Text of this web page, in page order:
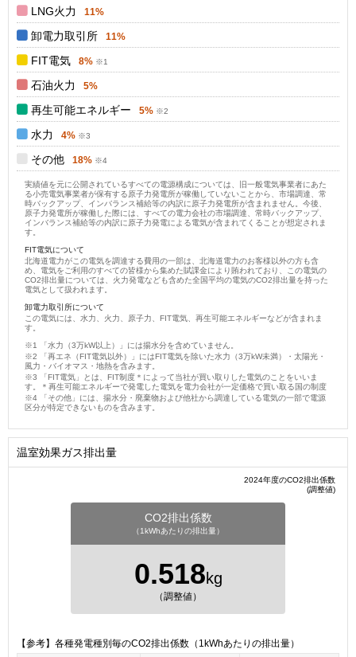
LNG火力 11%
卸電力取引所 11%
FIT電気 8%
石油火力 5%
再生可能エネルギー 5%
水力 4%
その他 18%
実績値を元に公開されているすべての電源構成については、旧一般電気事業者にあた
る小売電気事業者が保有する原子力発電所が稼働していないことから、市場調達、常
時バックアップ、インバランス補給等の内訳に原子力発電所が含まれません。今後、
原子力発電所が稼働した際には、すべての電力会社の市場調達、常時バックアップ、
インバランス補給等の内訳に原子力発電による電気が含まれてくることが想定されま
す。
FIT電気について
北海道電力がこの電気を調達する費用の一部は、北海道電力のお客様以外の方も含
め、電気をご利用のすべての皆様から集めた賦課金により賄われており、この電気の
CO2排出量については、火力発電なども含めた全国平均の電気のCO2排出量を持った
電気として扱われます。
卸電力取引所について
この電気には、水力、火力、原子力、FIT電気、再生可能エネルギーなどが含まれま
す。
「水力（3万kW以上）」には揚水分を含めていません。
「再エネ（FIT電気以外）」にはFIT電気を除いた水力（3万kW未満）・太陽光・
風力・バイオマス・地熱を含みます。
「FIT電気」とは、FIT制度＊によって当社が買い取りした電気のことをいいま
す。＊再生可能エネルギーで発電した電気を電力会社が一定価格で買い取る国の制度
「その他」には、揚水分・廃棄物および他社から調達している電気の一部で電源
区分が特定できないものを含みます。
温室効果ガス排出量
2024年度のCO2排出係数
(調整値)
CO2排出係数
（1kWhあたりの排出量）
0.518kg
（調整値）
【参考】各種発電種別毎のCO2排出係数（1kWhあたりの排出量）